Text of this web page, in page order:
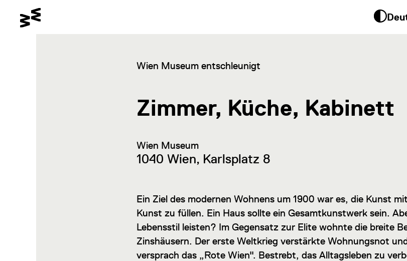
Wien Museum entschleunigt
Zimmer, Küche, Kabinett
Wien Museum
1040 Wien, Karlsplatz 8
Ein Ziel des modernen Wohnens um 1900 war es, die Kunst
Kunst zu füllen. Ein Haus sollte ein Gesamtkunstwerk sein.
Lebensstil leisten? Im Gegensatz zur Elite wohnte die breite
Zinshäusern. Der erste Weltkrieg verstärkte Wohnungsnot
versprach das „Rote Wien". Bestrebt, das Alltagsleben zu